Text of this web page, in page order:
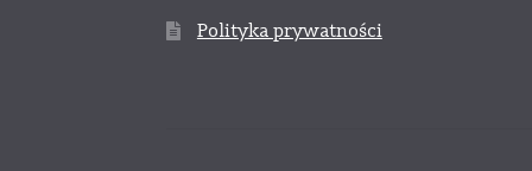
Polityka prywatności